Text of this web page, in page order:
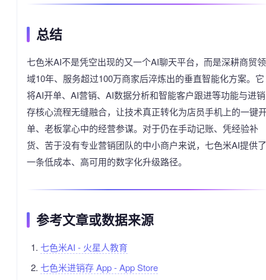
总结
七色米AI不是凭空出现的又一个AI聊天平台，而是深耕商贸领
域10年、服务超过100万商家后淬炼出的垂直智能化方案。它
将AI开单、AI营销、AI数据分析和智能客户跟进等功能与进销
存核心流程无缝融合，让技术真正转化为店员手机上的一键
单、老板掌心中的经营参谋。对于仍在手动记账、凭经验补
货、苦于没有专业营销团队的中小商户来说，七色米AI提供了
一条低成本、高可用的数字化升级路径。
参考文章或数据来源
七色米AI - 火星人教育
‎七色米进销存 App - App Store